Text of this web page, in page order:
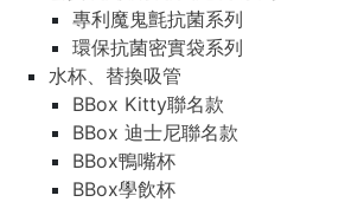
專利魔鬼氈抗菌系列
環保抗菌密實袋系列
水杯、替換吸管
BBox Kitty聯名款
BBox 迪士尼聯名款
BBox鴨嘴杯
BBox學飲杯